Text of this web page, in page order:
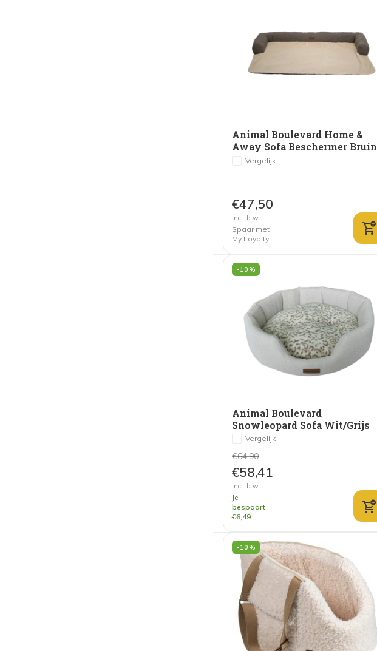
Animal Boulevard Home &
Away Sofa Beschermer Bruin
Vergelijk
€47,50
Incl. btw
Spaar met
My Loyalty
-10%
Animal Boulevard
Snowleopard Sofa Wit/Grijs
Vergelijk
€64,90
€58,41
Incl. btw
Je
bespaart
€6,49
-10%